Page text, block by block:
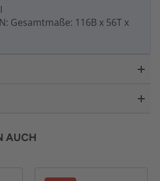
Gesamtmaße: 116B x 56T x
AUCH